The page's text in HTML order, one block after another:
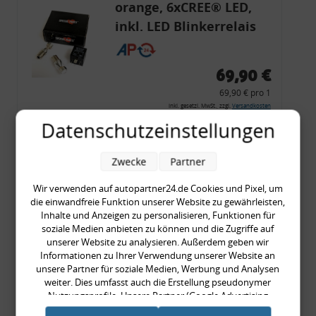
orange, 6xCREE® LED,
inkl. LED Blinkerrelais
CF 14
69,90 €
69,90 € pro 1
inkl. gesetzl. MwSt., zzgl. Versandkosten
Merkzettel
Zum Artikel
Rückleuchtenband mit
Blinker, rot, US-Ecken,
Audi 80 Cabrio, Typ 89,
OE-Nr.: 8G0945225 +
8G0945225C
999,99 €
Datenschutzeinstellungen
Wir verwenden auf autopartner24.de Cookies und Pixel, um
die einwandfreie Funktion unserer Website zu gewährleisten,
Inhalte und Anzeigen zu personalisieren, Funktionen für
soziale Medien anbieten zu können und die Zugriffe auf
unserer Website zu analysieren. Außerdem geben wir
Informationen zu Ihrer Verwendung unserer Website an
unsere Partner für soziale Medien, Werbung und Analysen
weiter. Dies umfasst auch die Erstellung pseudonymer
Nutzungsprofile. Unsere Partner (Google Advertising
Products) führen diese Informationen möglicherweise mit
Zwecke Partner